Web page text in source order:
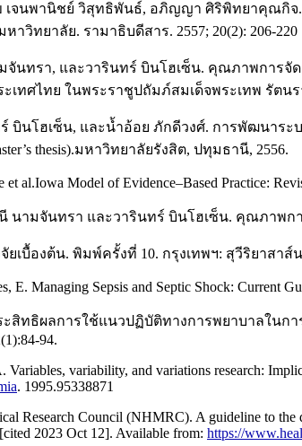
จนพานิชย์ วิสุทธิพันธ์, อภิญญา ศิริพิทยาคุณกิจ.
าวิทยาลัย. รามาธิบดีสาร. 2557; 20(2): 206-220
นทรา, และวารินทร์ บินโฮเซ็น. คุณภาพการจั
เทศไทย ในพระราชูปถัมภ์สมเด็จพระเทพ รัตนร
บินโฮเซ็น, และน้ำอ้อย ภักดีวงศ์. การพัฒนาร
thesis).มหาวิทยาลัยรังสิต, ปทุมธานี, 2556.
al.Iowa Model of Evidence–Based Practice:
นามจันทรา และวารินทร์ บินโฮเซ็น. คุณภาพก
เบื้องต้น. พิมพ์ครั้งที่ 10. กรุงเทพฯ: สุวีริยาสาส์น
E. Managing Sepsis and Septic Shock: Current
สิทธิผลการใช้แนวปฏิบัติทางการพยาบาลในกา
94.
variability, and variations research:
. 1995.95338871
Research Council (NHMRC). A guideline to
2023 Oct 12]. Available from: https://